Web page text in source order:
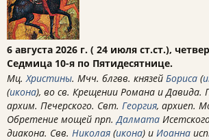
6 августа 2026 г. ( 24 июля ст.ст.),
Седмица 10-я по Пятидесятнице.
Мц. Христины. Мчч. блгвв. князей Бориса (
(икона), во св. Крещении Романа и Давида.
архим. Печерского. Свт. Георгия, архиеп.
Обретение мощей прп. Далмата
диакона. Свв. Николая (икона) и Иоанна